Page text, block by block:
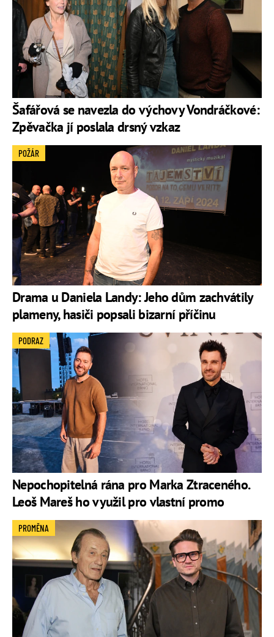
Šafářová se navezla do výchovy Vondráčkové:
Zpěvačka jí poslala drsný vzkaz
Drama u Daniela Landy: Jeho dům zachvátily
plameny, hasiči popsali bizarní příčinu
POŽÁR
Nepochopitelná rána pro Marka Ztraceného.
Leoš Mareš ho využil pro vlastní promo
PODRAZ
PROMĚNA